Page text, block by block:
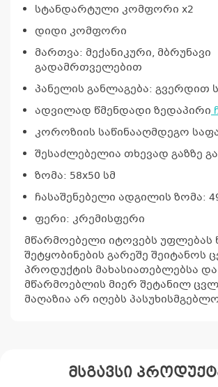
სტანდარტული კომფორი x2
დიდი კომფორი
მართვა: მექანიკური, მბრუნავი
გადამრთველებით
პანელის განლაგება: გვერდით
ადვილად წმენდადი ზედაპირი
კოროზიის საწინააღმდეგო
შესაძლებელია თხევად გაზზე
ზომა: 58х50 სმ
ჩასაშენებელი ადგილის ზომა:
ფერი: კრემისფერი
მწარმოებელი იტოვებს უფლებას
შეტყობინების გარეშე შეიტანოს
პროდუქტის მახასიათებლებსა და
მწარმოებლის მიერ შეტანილ
მაღაზია არ იღებს
მსგავსი